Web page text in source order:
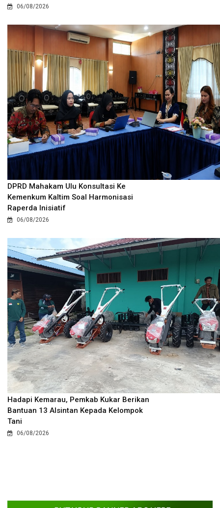
06/08/2026
DPRD Mahakam Ulu Konsultasi Ke
Kemenkum Kaltim Soal Harmonisasi
Raperda Inisiatif
06/08/2026
Hadapi Kemarau, Pemkab Kukar Berikan
Bantuan 13 Alsintan Kepada Kelompok
Tani
06/08/2026